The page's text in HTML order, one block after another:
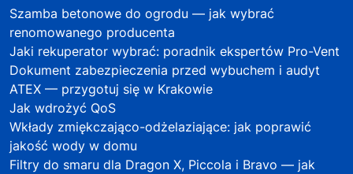
Szamba betonowe do ogrodu — jak wybrać
renomowanego producenta
Jaki rekuperator wybrać: poradnik ekspertów Pro-Vent
Dokument zabezpieczenia przed wybuchem i audyt
ATEX — przygotuj się w Krakowie
Jak wdrożyć QoS
Wkłady zmiękczająco-odżelaziające: jak poprawić
jakość wody w domu
Filtry do smaru dla Dragon X, Piccola i Bravo — jak